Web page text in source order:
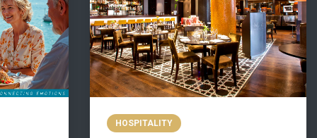
HOSPITALITY